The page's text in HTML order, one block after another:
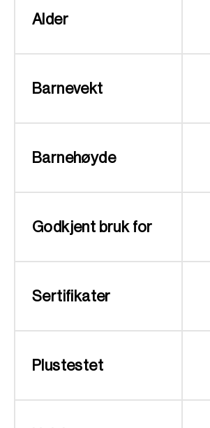
Alder
Barnevekt
Barnehøyde
Godkjent bruk for
Sertifikater
Plustestet